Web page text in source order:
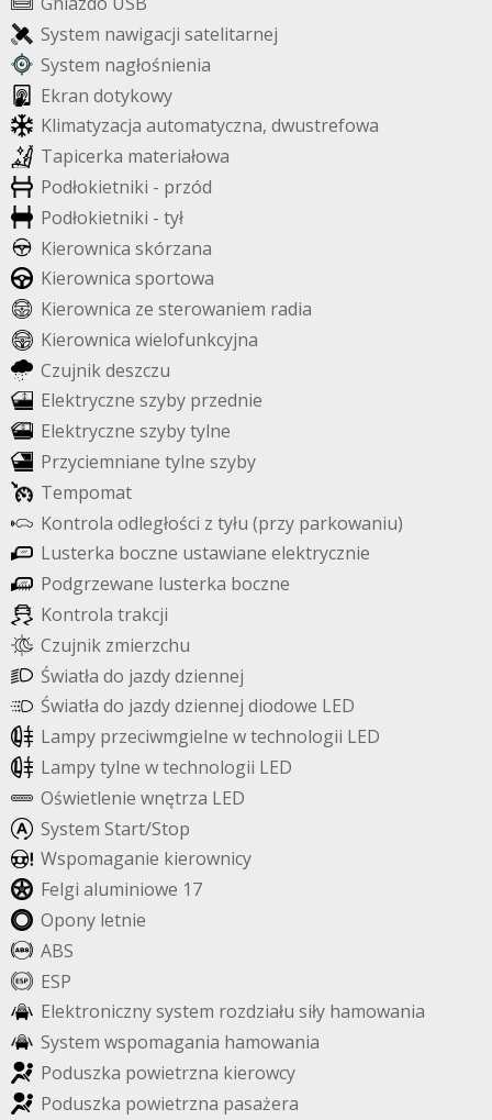
System nawigacji satelitarnej
System nagłośnienia
Ekran dotykowy
Klimatyzacja automatyczna, dwustrefowa
Tapicerka materiałowa
Podłokietniki - przód
Podłokietniki - tył
Kierownica skórzana
Kierownica sportowa
Kierownica ze sterowaniem radia
Kierownica wielofunkcyjna
Czujnikdeszczu
Elektryczne szyby przednie
Elektryczne szybytylne
Przyciemniane tylne szyby
Tempomat
Kontrola odległości z tyłu (przy parkowaniu)
Lusterka boczne ustawiane elektrycznie
Podgrzewane lusterka boczne
Kontrola trakcji
Czujnik zmierzchu
Światła do jazdydziennej
Światła do jazdydziennej diodowe LED
Lampy przeciwmgielne wtechnologii LED
Lampytylne wtechnologii LED
Oświetlenie wnętrza LED
System Start/Stop
Wspomaganie kierownicy
Felgi aluminiowe 17
Opony letnie
ABS
ESP
Elektronicznysystem rozdziału siły hamowania
System wspomagania hamowania
Poduszka powietrzna kierowcy
Poduszka powietrzna pasażera